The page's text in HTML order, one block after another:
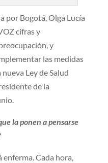
por Bogotá, Olga Lucía
cifras y
y
las medidas
Ley de Salud
de la
la ponen a pensarse
enferma. Cada hora,